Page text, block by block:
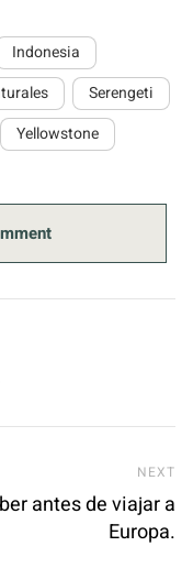
Indonesia
Serengeti
Yellowstone
NEXT
antes de viajar a
Europa.